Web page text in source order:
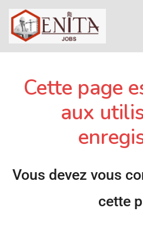
Cette page
aux
Vous devez vous
cette